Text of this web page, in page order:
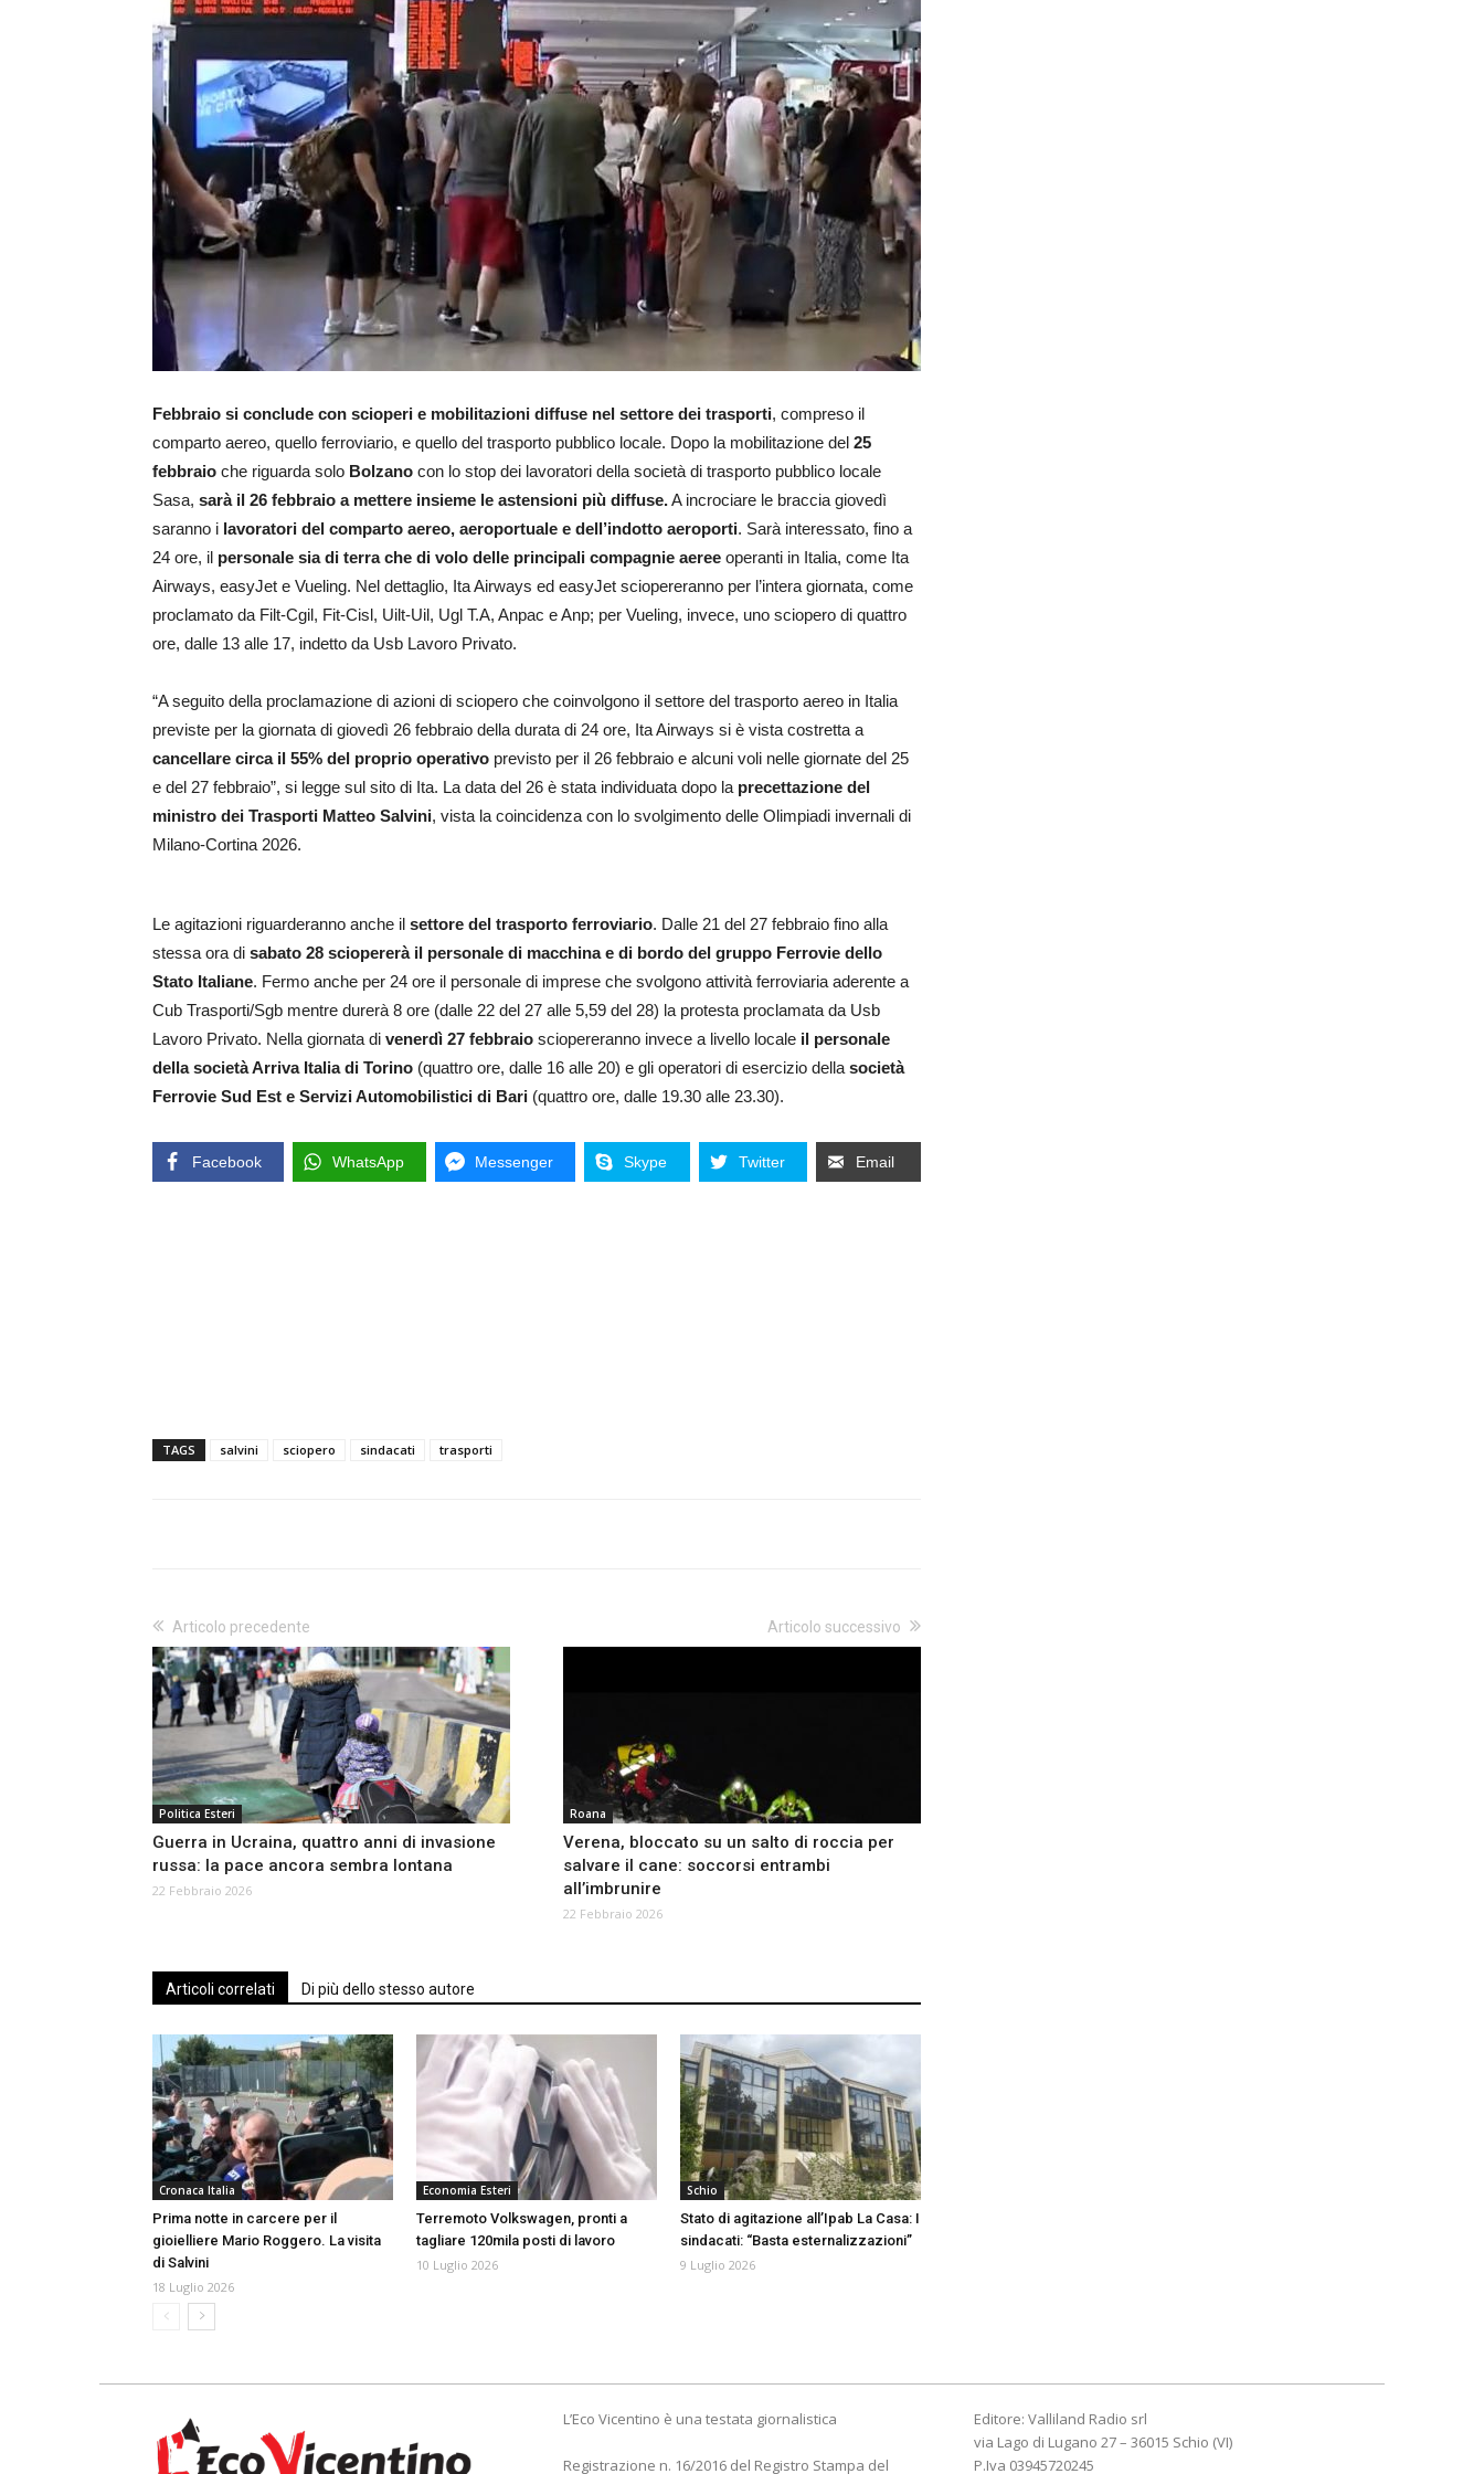
Febbraio si conclude con scioperi e mobilitazioni diffuse nel settore dei trasporti, compreso il
comparto aereo, quello ferroviario, e quello del trasporto pubblico locale. Dopo la mobilitazione del 25
febbraio che riguarda solo Bolzano con lo stop dei lavoratori della società di trasporto pubblico locale
Sasa, sarà il 26 febbraio a mettere insieme le astensioni più diffuse.A incrociare le braccia giovedì
saranno i lavoratori del comparto aereo, aeroportuale e dell’indotto aeroporti. Sarà interessato, fino a
24 ore, il personale sia di terra che di volo delle principali compagnie aeree operanti in Italia, come Ita
Airways, easyJet e Vueling. Nel dettaglio, Ita Airways ed easyJet sciopereranno per l’intera giornata, come
proclamato da Filt-Cgil, Fit-Cisl, Uilt-Uil, Ugl T.A, Anpac e Anp; per Vueling, invece, uno sciopero di quattro
ore, dalle 13 alle 17, indetto da Usb Lavoro Privato.
“A seguito della proclamazione di azioni di sciopero che coinvolgono il settore del trasporto aereo in Italia
previste per la giornata di giovedì 26 febbraio della durata di 24 ore, Ita Airways si è vista costretta a
cancellare circa il 55% del proprio operativo previsto per il 26 febbraio e alcuni voli nelle giornate del 25
e del 27 febbraio”, si legge sul sito di Ita. La data del 26 è stata individuata dopo la precettazione del
ministro dei Trasporti Matteo Salvini, vista la coincidenza con lo svolgimento delle Olimpiadi invernali di
Milano-Cortina 2026.
Le agitazioni riguarderanno anche il settore del trasporto ferroviario. Dalle 21 del 27 febbraio fino alla
stessa ora di sabato 28 sciopererà il personale di macchina e di bordo del gruppo Ferrovie dello
Stato Italiane. Fermo anche per 24 ore il personale di imprese che svolgono attività ferroviaria aderente a
Cub Trasporti/Sgb mentre durerà 8 ore (dalle 22 del 27 alle 5,59 del 28) la protesta proclamata da Usb
Lavoro Privato. Nella giornata di venerdì 27 febbraio sciopereranno invece a livello locale il personale
della società Arriva Italia di Torino (quattro ore, dalle 16 alle 20) e gli operatori di esercizio della società
Ferrovie Sud Est e Servizi Automobilistici di Bari (quattro ore, dalle 19.30 alle 23.30).
Facebook WhatsApp Messenger Skype Twitter Email
TAGS salvini sciopero sindacati trasporti
Articolo precedente
Politica Esteri
Guerra in Ucraina, quattro anni di invasione
russa: la pace ancora sembra lontana
22 Febbraio 2026
Articolo successivo
Roana
Verena, bloccato su un salto di roccia per
salvare il cane: soccorsi entrambi
all’imbrunire
22 Febbraio 2026
Articoli correlati Di più dello stesso autore
Cronaca Italia
Prima notte in carcere per il
gioielliere Mario Roggero. La visita
di Salvini
18 Luglio 2026
Economia Esteri
Terremoto Volkswagen, pronti a
tagliare 120mila posti di lavoro
10 Luglio 2026
Schio
Stato di agitazione all’Ipab La Casa: I
sindacati: “Basta esternalizzazioni”
9 Luglio 2026
L’Eco Vicentino è una testata giornalistica
Registrazione n. 16/2016 del Registro Stampa del
Editore: Valliland Radio srl
via Lago di Lugano 27 – 36015 Schio (VI)
P.Iva 03945720245